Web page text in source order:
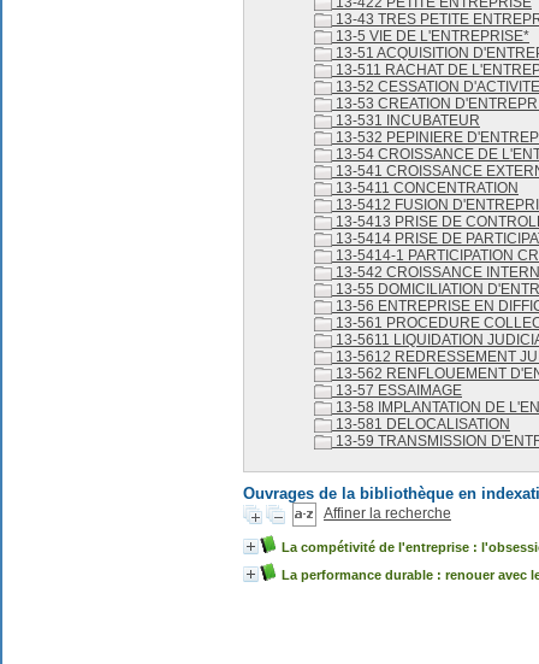
13-43 TRES PETITE
13-5 VIE DE L'ENTREPRISE*
13-51 ACQUISITION
13-511 RACHAT DE
13-52 CESSATION D'ACTIVITE
13-53 CREATION
13-531 INCUBATEUR
13-532 PEPINIERE
13-54 CROISSANCE DE
13-541 CROISSANCE
13-5411 CONCENTRATION
13-5412 FUSION
13-5413 PRISE DE
13-5414 PRISE DE
13-5414-1 PARTICIPATION
13-542 CROISSANCE
13-55 DOMICILIATION
13-56 ENTREPRISE EN
13-561 PROCEDURE
13-5611 LIQUIDATION
13-5612 REDRESSEMENT
13-562 RENFLOUEMENT
13-57 ESSAIMAGE
13-58 IMPLANTATION DE
13-581 DELOCALISATION
13-59 TRANSMISSION
Ouvrages de la bibliothèque en
Affiner la recherche
La compétivité de l'entreprise :
La performance durable : renouer avec